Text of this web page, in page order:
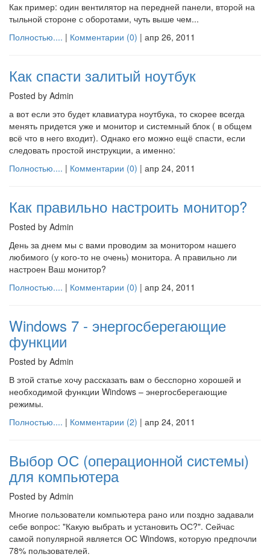
Как пример: один вентилятор на передней панели, второй на
тыльной стороне с оборотами, чуть выше чем...
Полностью.... | Комментарии (0) | апр 26, 2011
Как спасти залитый ноутбук
Posted by Admin
а вот если это будет клавиатура ноутбука, то скорее всегда
менять придется уже и монитор и системный блок ( в общем
всё что в него входит). Однако его можно ещё спасти, если
следовать простой инструкции, а именно:
Полностью.... | Комментарии (0) | апр 24, 2011
Как правильно настроить монитор?
Posted by Admin
День за днем мы с вами проводим за монитором нашего
любимого (у кого-то не очень) монитора. А правильно ли
настроен Ваш монитор?
Полностью.... | Комментарии (0) | апр 24, 2011
Windows 7 - энергосберегающие
функции
Posted by Admin
В этой статье хочу рассказать вам о бесспорно хорошей и
необходимой функции Windows – энергосберегающие
режимы.
Полностью.... | Комментарии (2) | апр 24, 2011
Выбор ОС (операционной системы)
для компьютера
Posted by Admin
Многие пользователи компьютера рано или поздно задавали
себе вопрос: "Какую выбрать и установить ОС?". Сейчас
самой популярной является ОС Windows, которую предпочли
78% пользователей.